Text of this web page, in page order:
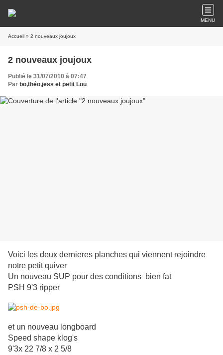
MENU
Accueil » 2 nouveaux joujoux
2 nouveaux joujoux
Publié le 31/07/2010 à 07:47
Par bo,théo,jess et petit Lou
Voici les deux dernieres planches qui viennent rejoindre
notre petit quiver
Un nouveau SUP pour des conditions bien fat
PSH 9'3 ripper
et un nouveau longboard
Speed shape klog's
9'3x 22 7/8 x 2 5/8